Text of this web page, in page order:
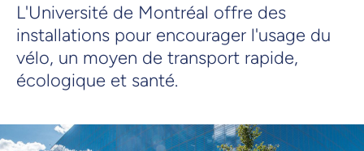
L'Université de Montréal offre des
installations pour encourager l'usage du
vélo, un moyen de transport rapide,
écologique et santé.